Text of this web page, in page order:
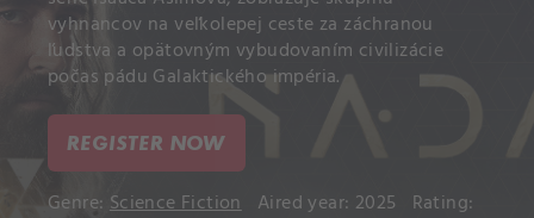
vyhnancov na veľkolepej ceste za záchranou
ľudstva a opätovným vybudovaním civilizácie
počas pádu Galaktického impéria.
REGISTER NOW
Genre: Science Fiction Aired year: 2025
Rating: